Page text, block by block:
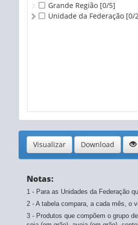
8 Cacau (Toneladas)
9 Café arábica (Toneladas)
25 Uva (Toneladas)
Grande Região [0/5]
Unidade da Federação [0/
Visualizar Download
Notas:
1 - Para as Unidades da Federação
2 - A tabela compara, a cada mês, o
3 - Produtos que compõem o grupo